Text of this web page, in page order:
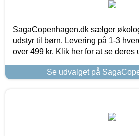
SagaCopenhagen.dk sælger
udstyr til børn. Levering på 1-3
over 499 kr. Klik her for at se deres
Se udvalget på